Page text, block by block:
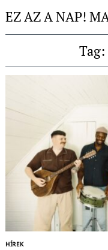
toEZ AZ A NAP!
HÍREK